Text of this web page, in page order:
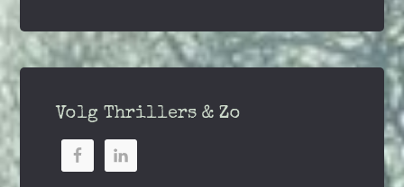
Volg Thrillers & Zo